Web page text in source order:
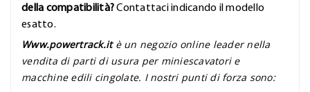
della compatibilità?Contattaci indicando il modello
esatto.
Www.powertrack.it è un negozio online leader nella
vendita di parti di usura per miniescavatori e
macchine edili cingolate. I nostri punti di forza sono: